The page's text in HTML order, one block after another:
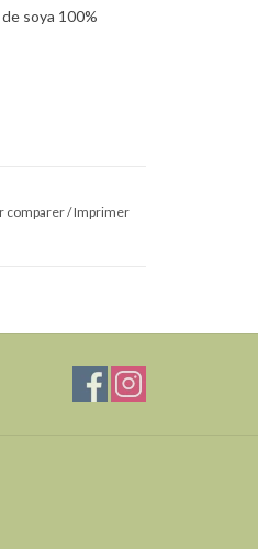
soya 100%
comparer/Imprimer